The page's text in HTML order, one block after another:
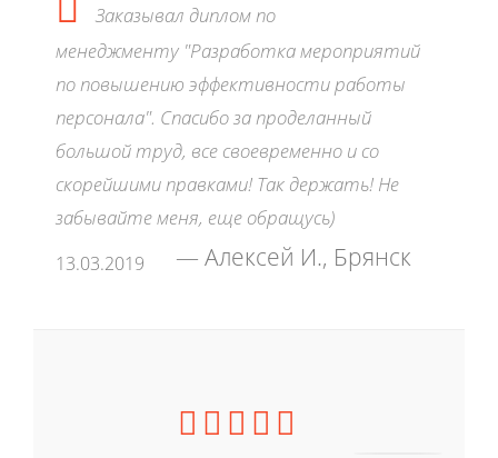
Заказывал диплом по
менеджменту "Разработка мероприятий
по повышению эффективности работы
персонала". Спасибо за проделанный
большой труд, все своевременно и со
скорейшими правками! Так держать! Не
забывайте меня, еще обращусь)
13.03.2019 Алексей И., Брянск